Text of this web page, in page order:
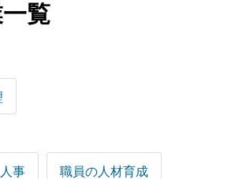
覧
人事 職員の人材育成